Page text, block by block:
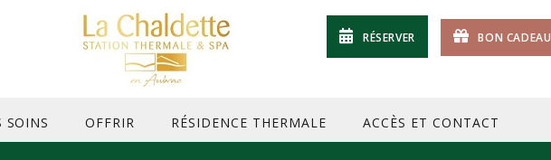
RÉSERVER BON CADEAU
SOINS OFFRIR RÉSIDENCE THERMALE ACCÈS ET CONTACT